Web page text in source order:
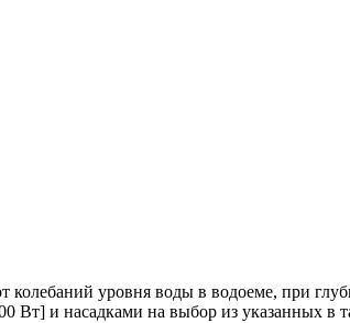
уровня воды в водоеме, при
Вт] и насадками на выбор из указанных в